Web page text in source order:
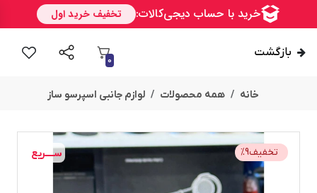
بازگشت
0
خانه همه محصولات لوازم جانبی اسپرسو ساز
ســــریع تخفیف %9